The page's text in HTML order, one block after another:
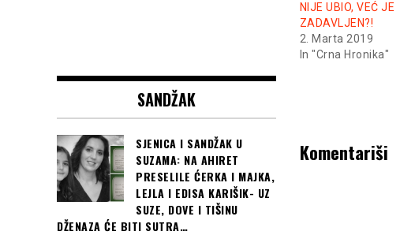
NIJE UBIO, VEĆ JE
ZADAVLJEN?!
2. Marta 2019
In "Crna Hronika"
Komentariši
SANDŽAK
SJENICA I SANDŽAK U
SUZAMA: NA AHIRET
PRESELILE ĆERKA I MAJKA,
LEJLA I EDISA KARIŠIK- UZ
SUZE, DOVE I TIŠINU
DŽENAZA ĆE BITI SUTRA…